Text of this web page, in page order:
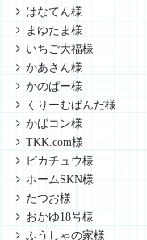
はなてん様
まゆたま様
いちご大福様
かあさん様
かのぱー様
くりーむぱんだ様
かばコン様
TKK.com様
ピカチュウ様
ホームSKN様
たつお様
おかゆ18号様
ふうしゃの家様